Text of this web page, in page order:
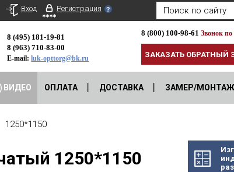
Вход Регистрация
8 (495) 181-19-81
8 (963) 710-83-00
E-mail:luk-opttorg@bk.ru
8 (800) 100-98-61 Звонок
ЗАКАЗАТЬ ОБРАТНЫЙ
ВИДЕО ОПЛАТА ДОСТАВКА ЗАМЕР/МОНТАЖ
1250*1150